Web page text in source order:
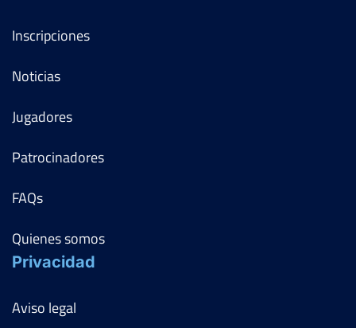
Inscripciones
Noticias
Jugadores
Patrocinadores
FAQs
Quienes somos
Privacidad
Aviso legal